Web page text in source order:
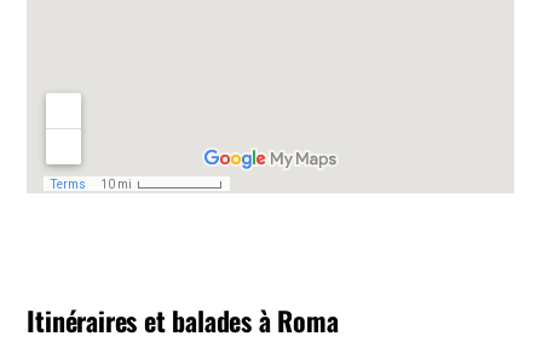
Itinéraires et balades à Roma